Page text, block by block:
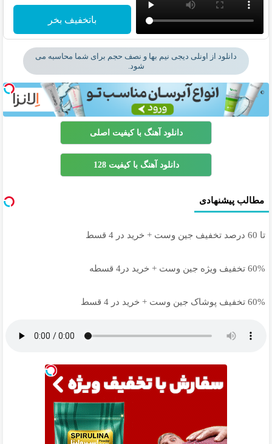
باتخفیف بخر
دانلود از اونلی دیجی نیم بها و نصف حجم برای شما محاسبه می
شود.
دانلود آهنگ با کیفیت اصلی
دانلود آهنگ با کیفیت 128
مطالب پیشنهادی
تا 60 درصد تخفیف جین وست + خرید در 4 قسط
60% تخفیف ویژه جین وست + خرید در4 قسطه
60% تخفیف پوشاک جین وست + خرید در 4 قسط